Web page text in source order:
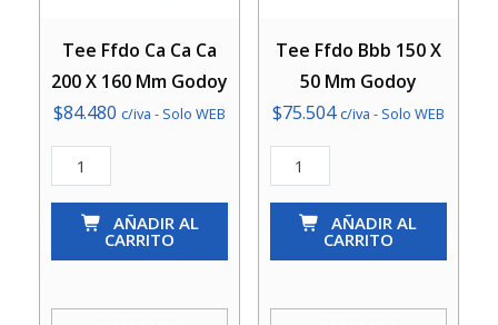
Tee Ffdo Ca Ca Ca
200 X 160 Mm Godoy
$84.480 c/iva - Solo WEB
Tee
Ffdo
200
AÑADIR AL
CARRITO
Tee Ffdo Bbb 150 X
50 Mm Godoy
$75.504 c/iva - Solo WEB
Tee
Ffdo
Bbb
50
AÑADIR AL
CARRITO